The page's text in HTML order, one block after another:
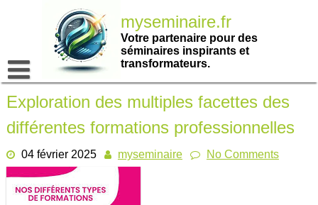
myseminaire.fr
Votre partenaire pour des
séminaires inspirants et
transformateurs.
Exploration des multiples facettes des
différentes formations professionnelles
04 février 2025 myseminaire No Comments